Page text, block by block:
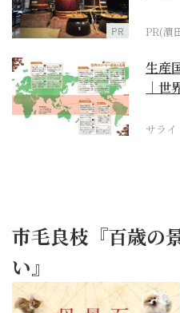
PR PR(濵
生産
｜世
サライ
市毛良枝『百歳の
い』